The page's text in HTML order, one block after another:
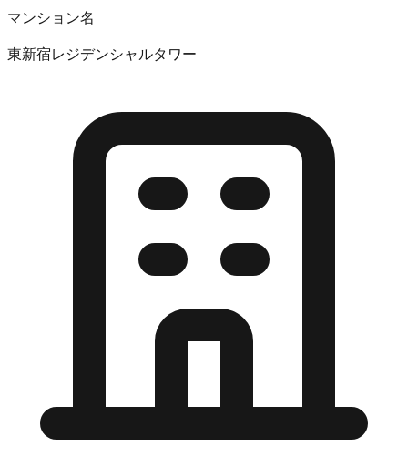
マンション名
東新宿レジデンシャルタワー